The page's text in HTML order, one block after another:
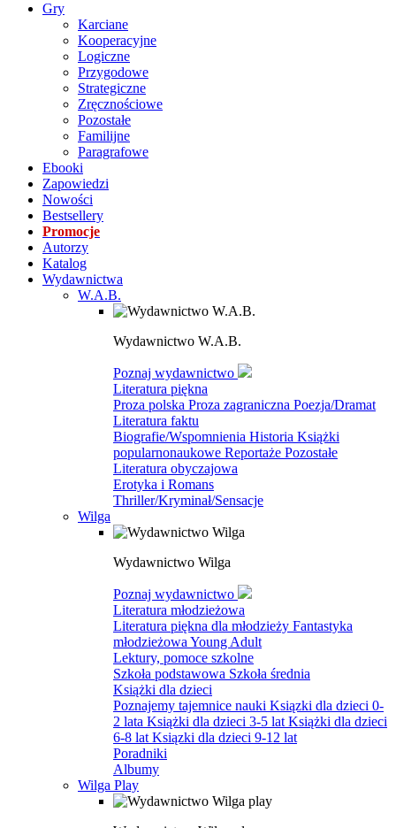
Gry
Karciane
Kooperacyjne
Logiczne
Przygodowe
Strategiczne
Zręcznościowe
Pozostałe
Familijne
Paragrafowe
Ebooki
Zapowiedzi
Nowości
Bestsellery
Promocje
Autorzy
Katalog
Wydawnictwa
W.A.B.
Wydawnictwo W.A.B.
Poznaj wydawnictwo
Literatura piękna
Proza polska Proza zagraniczna Poezja/Dramat
Literatura faktu
Biografie/Wspomnienia Historia Książki
popularnonaukowe Reportaże Pozostałe
Literatura obyczajowa
Erotyka i Romans
Thriller/Kryminał/Sensacje
Wilga
Wydawnictwo Wilga
Poznaj wydawnictwo
Literatura młodzieżowa
Literatura piękna dla młodzieży Fantastyka
młodzieżowa Young Adult
Lektury, pomoce szkolne
Szkoła podstawowa Szkoła średnia
Książki dla dzieci
Poznajemy tajemnice nauki Ksiązki dla dzieci 0-
2 lata Książki dla dzieci 3-5 lat Książki dla dzieci
6-8 lat Ksiązki dla dzieci 9-12 lat
Poradniki
Albumy
Wilga Play